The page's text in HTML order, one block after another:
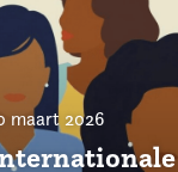
maart 2026